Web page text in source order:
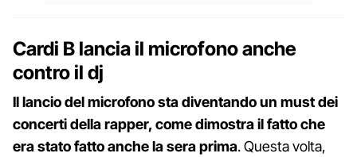
Cardi B lancia il microfono anche
contro il dj
Il lancio del microfono sta diventando un must dei
concerti della rapper, come dimostra il fatto che
era stato fatto anche la sera prima. Questa volta,